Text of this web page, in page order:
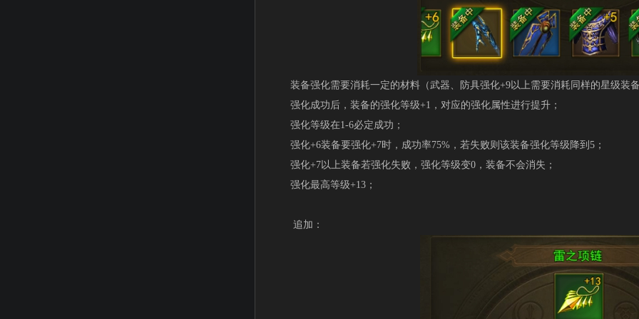
装备强化需要消耗一定的材料（武器、防具强化+9以上需要消耗同样的星级装
强化成功后，装备的强化等级+1，对应的强化属性进行提升；
强化等级在1-6必定成功；
强化+6装备要强化+7时，成功率75%，若失败则该装备强化等级降到5；
强化+7以上装备若强化失败，强化等级变0，装备不会消失；
强化最高等级+13；
追加：